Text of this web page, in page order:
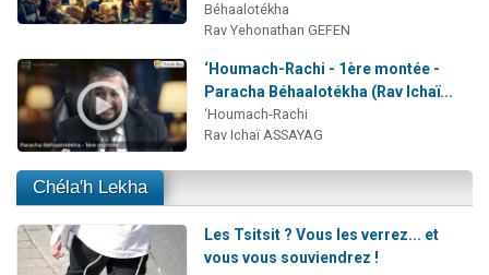
Béhaalotékha
Rav Yehonathan GEFEN
‘Houmach-Rachi - 1ère montée -
Paracha Béhaalotékha (Rav Ichaï...
‘Houmach-Rachi
Rav Ichaï ASSAYAG
Chéla'h Lekha
Les Tsitsit ? Vous les verrez... et
vous vous souviendrez !